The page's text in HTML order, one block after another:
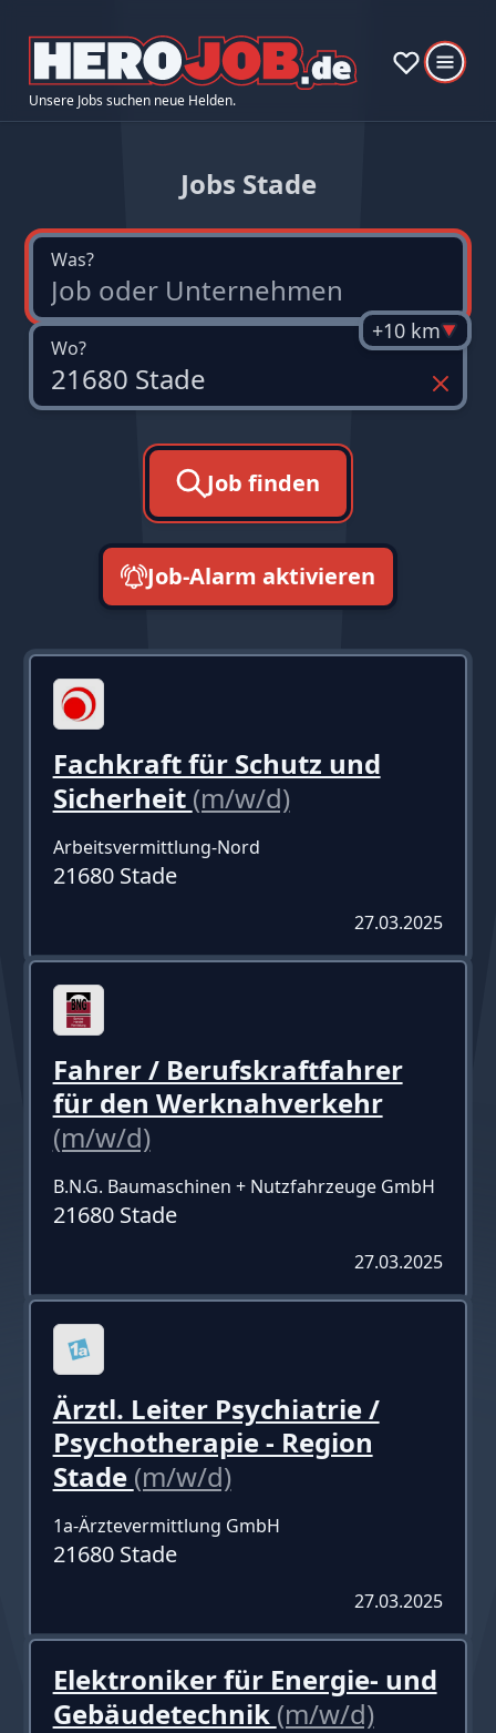
Unsere Jobs suchen neue Helden.
Jobs Stade
Was?
Wo?
+10 km
Job finden
Job-Alarm aktivieren
Fachkraft für Schutz und
Sicherheit (m/w/d)
Arbeitsvermittlung-Nord
21680 Stade
27.03.2025
Fahrer / Berufskraftfahrer
für den Werknahverkehr
(m/w/d)
B.N.G. Baumaschinen + Nutzfahrzeuge GmbH
21680 Stade
27.03.2025
Ärztl. Leiter Psychiatrie /
Psychotherapie - Region
Stade (m/w/d)
1a-Ärztevermittlung GmbH
21680 Stade
27.03.2025
Elektroniker für Energie- und
Gebäudetechnik (m/w/d)